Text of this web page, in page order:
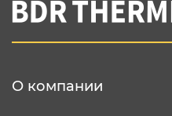
Вы соглашаетесь с
конфеденциальности
О компании